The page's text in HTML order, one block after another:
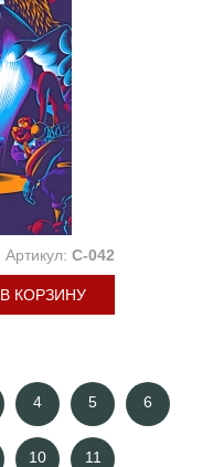
Артикул: C-042
В КОРЗИНУ
4 5 6
10 11